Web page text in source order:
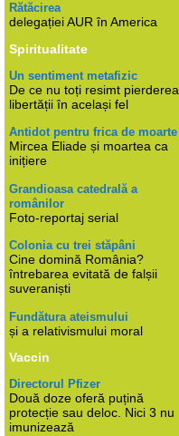
Rătăcirea
delegației AUR în America
Spiritualitate
Un sentiment metafizic
De ce nu toți resimt pierderea
libertății în același fel
Antidot pentru frica de moarte
Mircea Eliade și moartea ca
inițiere
Grandioasa catedrală a
românilor
Foto-reportaj serial
Colonia cu trei stăpâni
Cine domină România?
întrebarea evitată de falșii
suveraniști
Fundătura ateismului
și a relativismului moral
Vaccin
Directorul Pfizer
Două doze oferă puțină
protecție sau deloc. Nici 3 nu
imunizează